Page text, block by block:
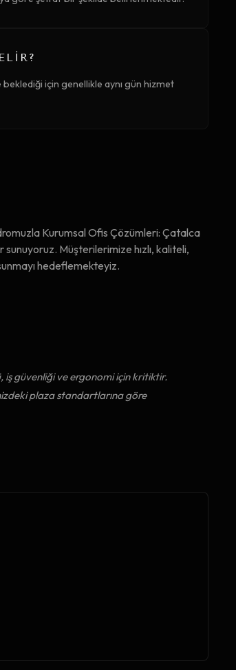
için genellikle aynı gün hizmet
Kurumsal Ofis Çözümleri: Çatalca
Müşterilerimize hızlı, kaliteli,
hedeflemekteyiz.
iş güvenliği ve ergonomi için kritiktir.
plaza standartlarına göre